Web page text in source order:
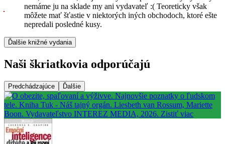
nemáme ju na sklade my ani vydavateľ :( Teoreticky však
môžete mať šťastie v niektorých iných obchodoch, ktoré ešte
nepredali posledné kusy.
Ďalšie knižné vydania
Naši škriatkovia odporúčajú
Predchádzajúce Ďalšie